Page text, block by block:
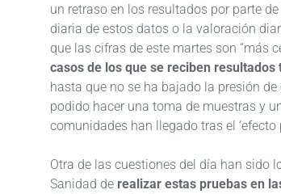
un retraso en los resultados por parte
diaria de estos datos o la valoración
que las cifras de este martes son “más
casos de los que se reciben resultados
hasta que no se ha bajado la presión
podido hacer una toma de muestras y
comunidades han llegado tras el ‘efecto
Otra de las cuestiones del día han sido
Sanidad de realizar estas pruebas en